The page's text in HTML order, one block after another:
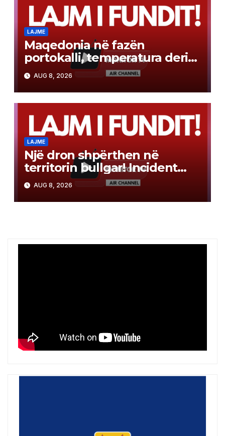
LAJME
Maqedonia në fazën
portokalli, temperatura deri
në 40°C, ISHP me
rekomandime për mbrojtje
shëndetësore
AUG 8, 2026
LAJME
Një dron shpërthen në
territorin bullgar! Incident
pranë gazsjellësit trans-
ballkanik, autoritetet hetojnë
AUG 8, 2026